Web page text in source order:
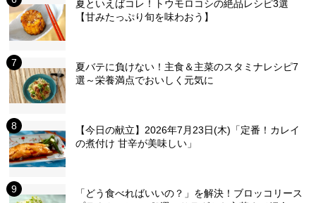
夏といえばコレ！トウモロコシの絶品レシピ3選
【甘みたっぷり旬を味わおう】
夏バテに負けない！主食＆主菜のスタミナレシピ7
選～栄養満点でおいしく元気に
【今日の献立】2026年7月23日(木)「定番！カレイ
の煮付け 甘辛が美味しい」
「どう食べればいいの？」を解決！ブロッコリース